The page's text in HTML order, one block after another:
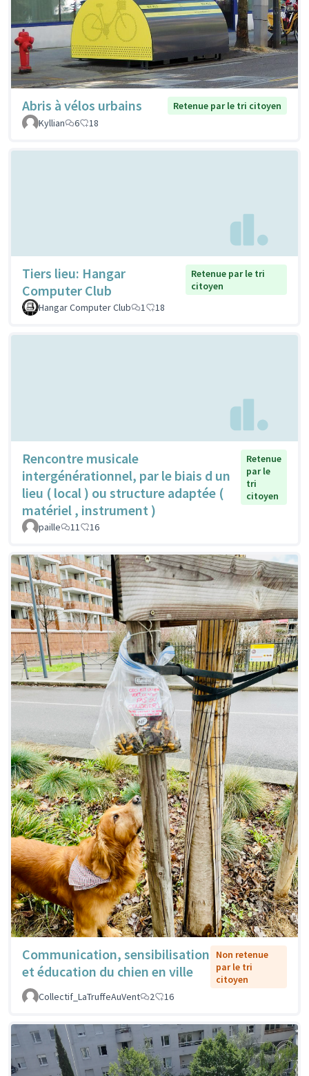
Abris à vélos urbains
Retenue par le tri citoyen
Kyllian
6 18
Tiers lieu: Hangar
Computer Club
Retenue par le tri
citoyen
Hangar Computer Club
1 18
Rencontre musicale
intergénérationnel, par le biais d un
lieu ( local ) ou structure adaptée (
matériel , instrument )
Retenue
par le
tri
citoyen
paille 11 16
Communication, sensibilisation
et éducation du chien en ville
Non retenue
par le tri
citoyen
Collectif_LaTruffeAuVent
2 16